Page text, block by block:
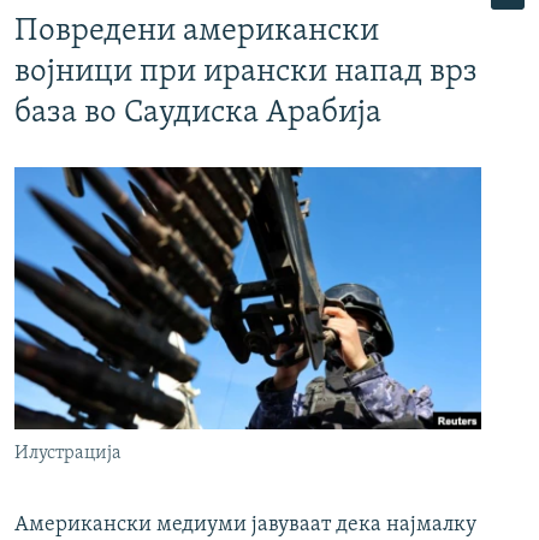
Повредени американски
војници при ирански напад врз
база во Саудиска Арабија
Илустрација
Американски медиуми јавуваат дека најмалку